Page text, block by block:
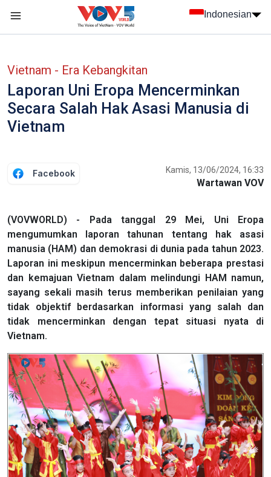
Indonesian
Vietnam - Era Kebangkitan
Laporan Uni Eropa Mencerminkan
Secara Salah Hak Asasi Manusia di
Vietnam
Facebook Kamis, 13/06/2024, 16:33
Wartawan VOV
(VOVWORLD) - Pada tanggal 29 Mei, Uni Eropa
mengumumkan laporan tahunan tentang hak asasi
manusia (HAM) dan demokrasi di dunia pada tahun 2023.
Laporan ini meskipun mencerminkan beberapa prestasi
dan kemajuan Vietnam dalam melindungi HAM namun,
sayang sekali masih terus memberikan penilaian yang
tidak objektif berdasarkan informasi yang salah dan
tidak mencerminkan dengan tepat situasi nyata di
Vietnam.